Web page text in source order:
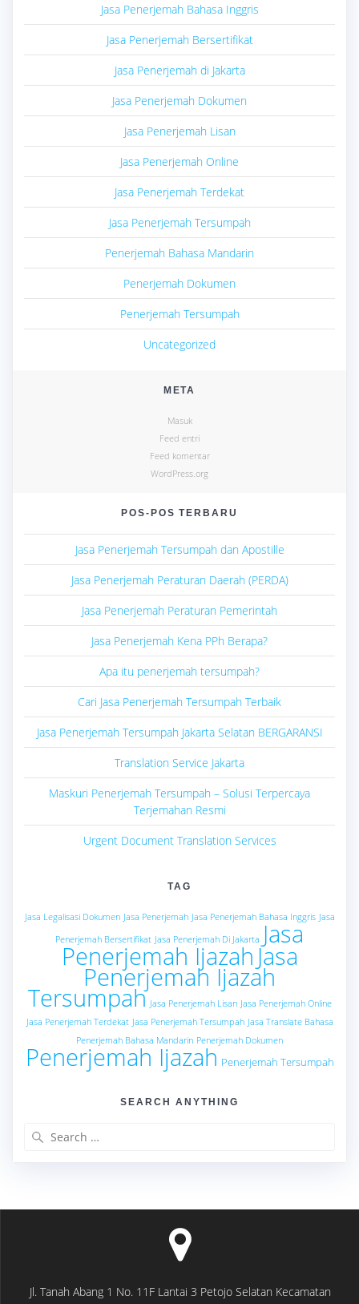
Jasa Penerjemah Bahasa Inggris
Jasa Penerjemah Bersertifikat
Jasa Penerjemah di Jakarta
Jasa Penerjemah Dokumen
Jasa Penerjemah Lisan
Jasa Penerjemah Online
Jasa Penerjemah Terdekat
Jasa Penerjemah Tersumpah
Penerjemah Bahasa Mandarin
Penerjemah Dokumen
Penerjemah Tersumpah
Uncategorized
META
Masuk
Feed entri
Feed komentar
WordPress.org
POS-POS TERBARU
Jasa Penerjemah Tersumpah dan Apostille
Jasa Penerjemah Peraturan Daerah (PERDA)
Jasa Penerjemah Peraturan Pemerintah
Jasa Penerjemah Kena PPh Berapa?
Apa itu penerjemah tersumpah?
Cari Jasa Penerjemah Tersumpah Terbaik
Jasa Penerjemah Tersumpah Jakarta Selatan BERGARANSI
Translation Service Jakarta
Maskuri Penerjemah Tersumpah – Solusi Terpercaya
Terjemahan Resmi
Urgent Document Translation Services
TAG
Jasa Legalisasi Dokumen Jasa Penerjemah Jasa Penerjemah Bahasa Inggris Jasa
Penerjemah Bersertifikat Jasa Penerjemah Di Jakarta Jasa
Penerjemah Ijazah Jasa
Penerjemah Ijazah
Tersumpah Jasa Penerjemah Lisan Jasa Penerjemah Online
Jasa Penerjemah Terdekat Jasa Penerjemah Tersumpah Jasa Translate Bahasa
Penerjemah Bahasa Mandarin Penerjemah Dokumen
Penerjemah Ijazah Penerjemah Tersumpah
SEARCH ANYTHING
Jl. Tanah Abang 1 No. 11F Lantai 3 Petojo Selatan Kecamatan